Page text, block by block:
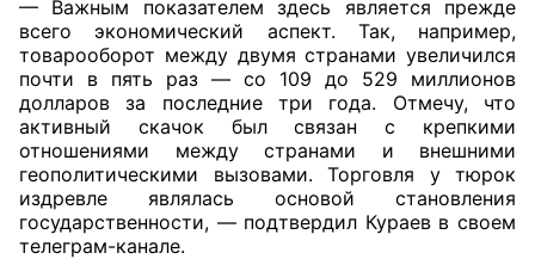
— Важным показателем здесь является прежде
всего экономический аспект. Так, например,
товарооборот между двумя странами увеличился
почти в пять раз — со 109 до 529 миллионов
долларов за последние три года. Отмечу, что
активный скачок был связан с крепкими
отношениями между странами и внешними
геополитическими вызовами. Торговля у тюрок
издревле являлась основой становления
государственности, — подтвердил Кураев в своем
телеграм-канале.